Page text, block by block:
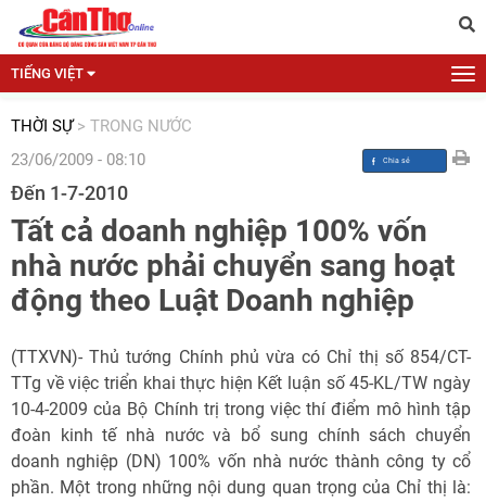
TIẾNG VIỆT
THỜI SỰ > TRONG NƯỚC
23/06/2009 - 08:10
Đến 1-7-2010
Tất cả doanh nghiệp 100% vốn
nhà nước phải chuyển sang hoạt
động theo Luật Doanh nghiệp
(TTXVN)- Thủ tướng Chính phủ vừa có Chỉ thị số 854/CT-
TTg về việc triển khai thực hiện Kết luận số 45-KL/TW ngày
10-4-2009 của Bộ Chính trị trong việc thí điểm mô hình tập
đoàn kinh tế nhà nước và bổ sung chính sách chuyển
doanh nghiệp (DN) 100% vốn nhà nước thành công ty cổ
phần. Một trong những nội dung quan trọng của Chỉ thị là: